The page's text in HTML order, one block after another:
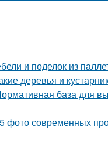
и поделок из
деревья и
база для
фото современных